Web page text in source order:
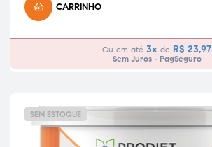
CARRINHO
Ou em até 3x de R$ 23,97
Sem Juros - PagSeguro
SEM ESTOQUE